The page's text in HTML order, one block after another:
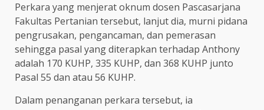
Perkara yang menjerat oknum dosen Pascasarjana
Fakultas Pertanian tersebut, lanjut dia, murni pidana
pengrusakan, pengancaman, dan pemerasan
sehingga pasal yang diterapkan terhadap Anthony
adalah 170 KUHP, 335 KUHP, dan 368 KUHP junto
Pasal 55 dan atau 56 KUHP.
Dalam penanganan perkara tersebut, ia